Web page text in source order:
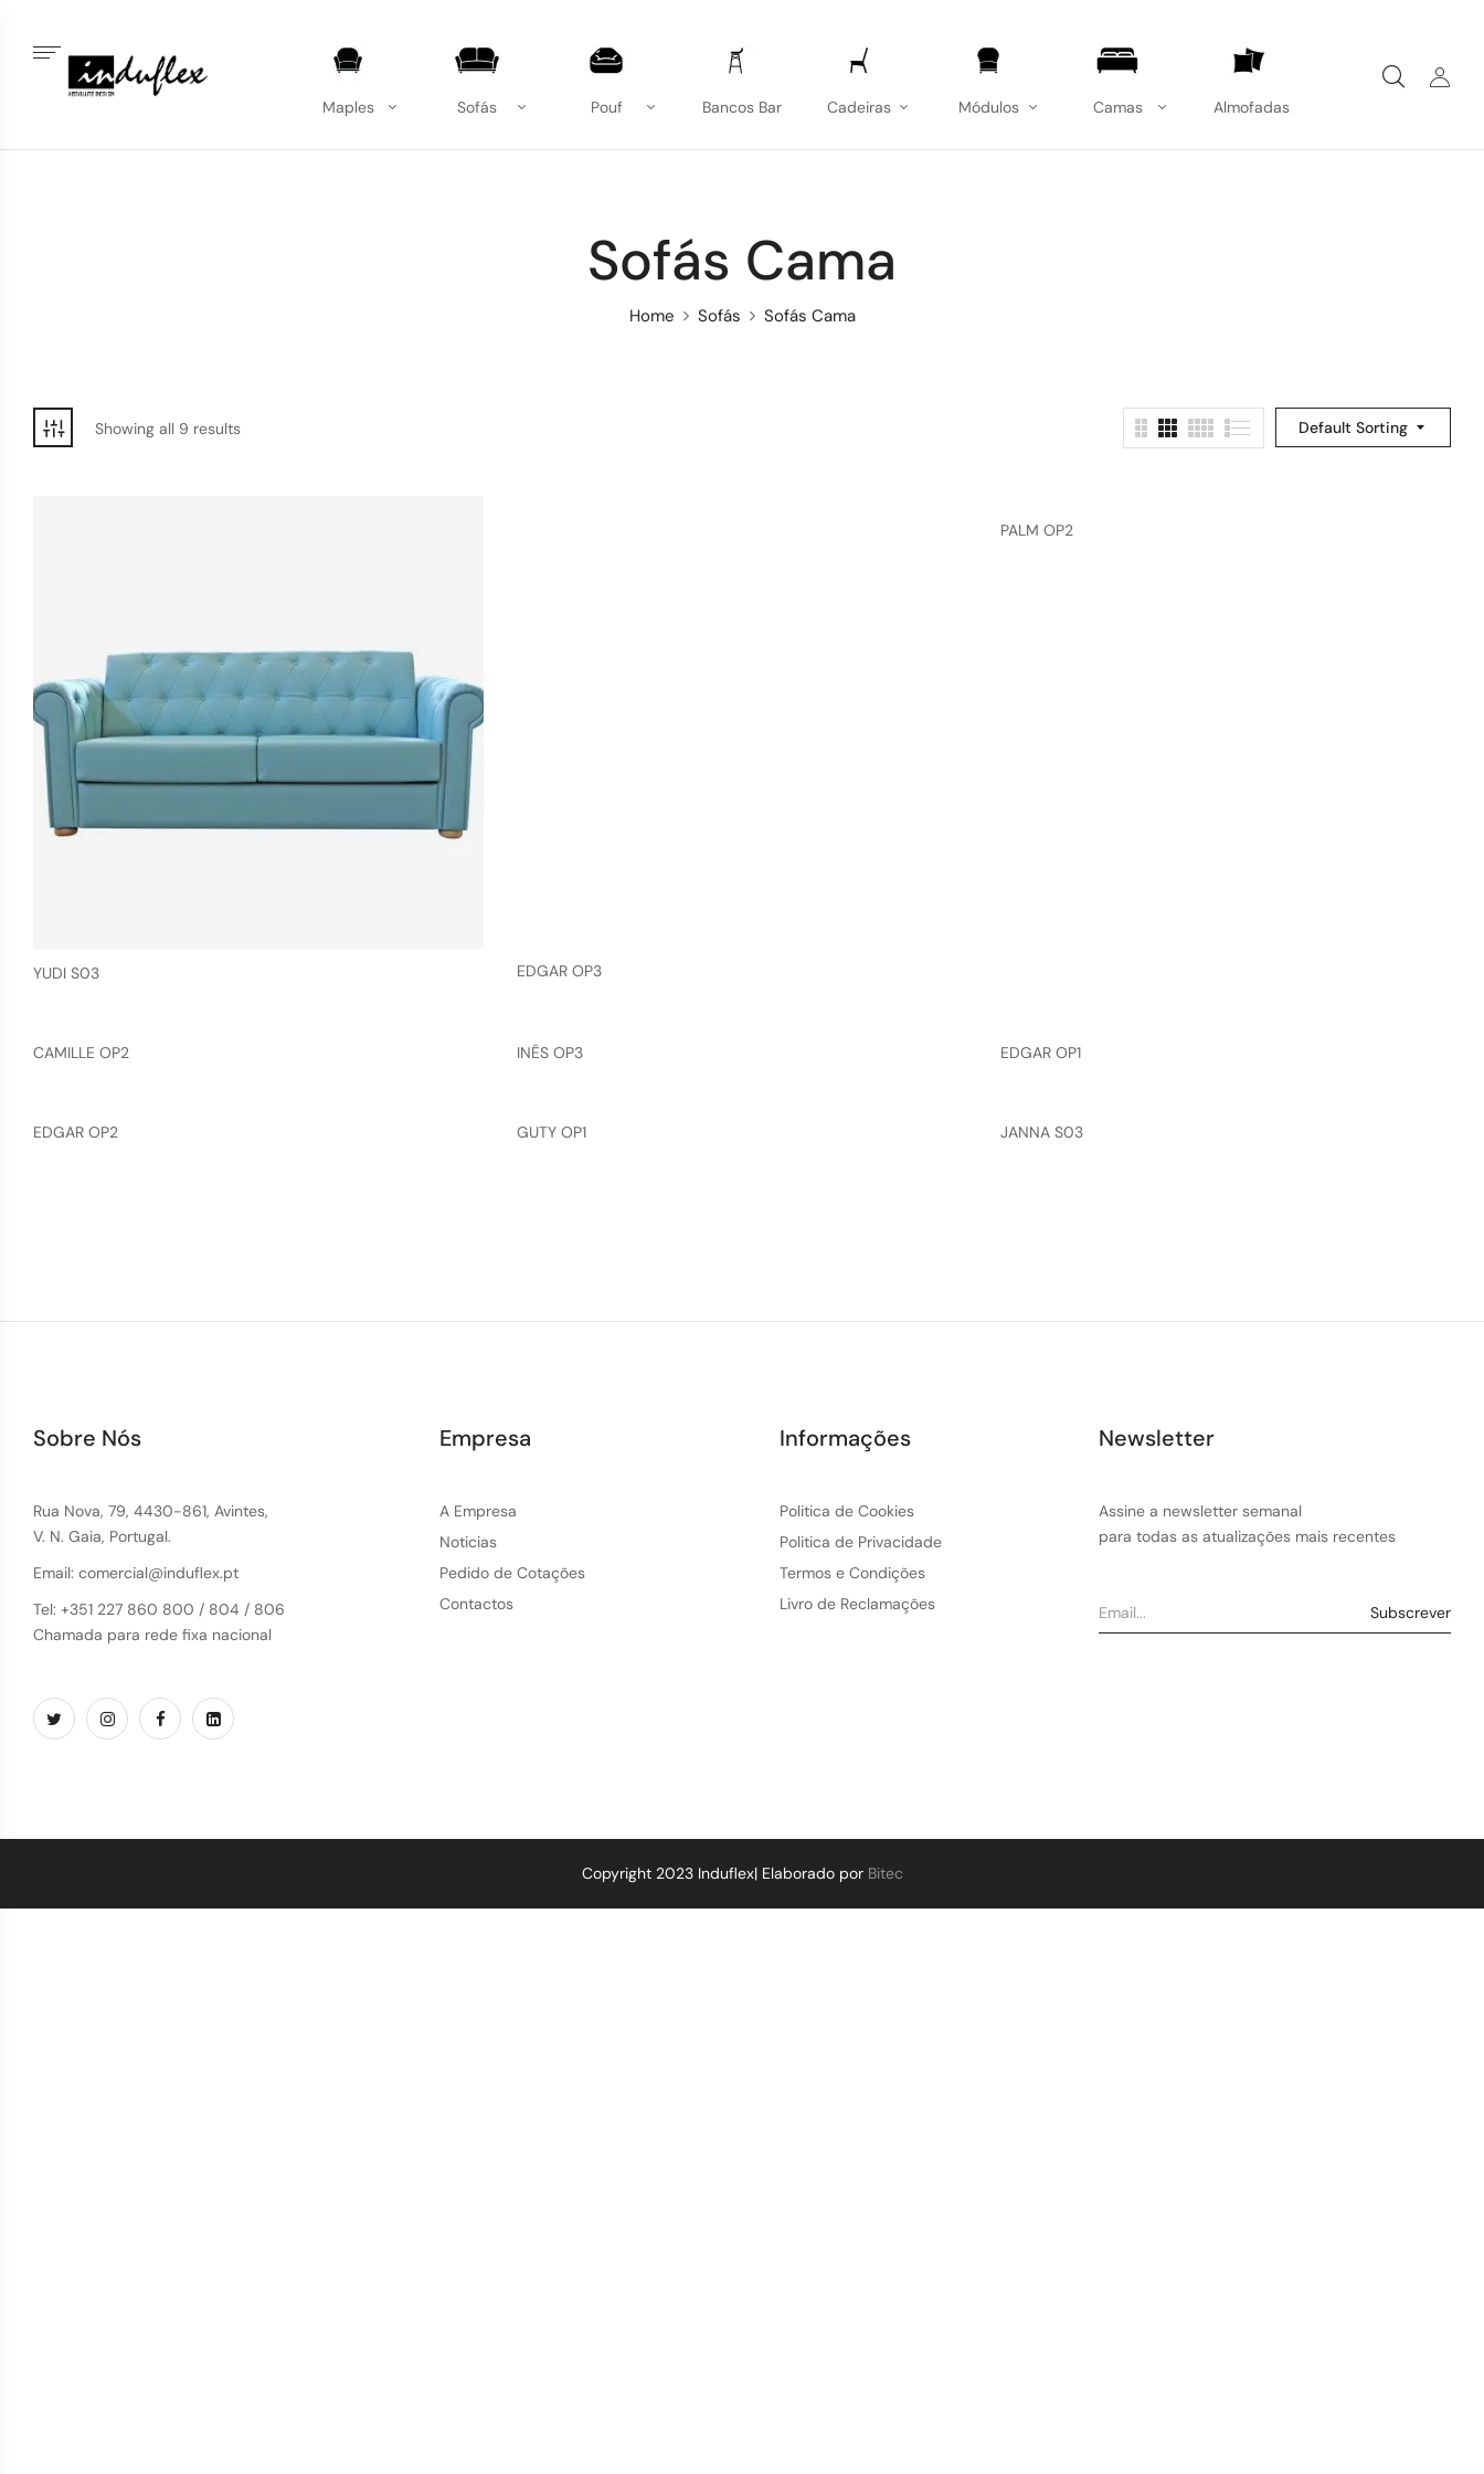
Maples Sofás Pouf Bancos Bar Cadeiras Módulos Camas Almofadas
Sofás Cama
Home Sofás Sofás Cama
Default Sorting
Showing all 9 results
YUDI S03 EDGAR OP3
PALM OP2
CAMILLE OP2 INÊS OP3 EDGAR OP1
EDGAR OP2 GUTY OP1 JANNA S03
Sobre Nós
Rua Nova, 79, 4430-861, Avintes,
V. N. Gaia, Portugal.
Email: comercial@induflex.pt
Tel: +351 227 860 800 / 804 / 806
Chamada para rede fixa nacional
Empresa
A Empresa
Noticias
Pedido de Cotações
Contactos
Informações
Politica de Cookies
Politica de Privacidade
Termos e Condições
Livro de Reclamações
Newsletter
Assine a newsletter semanal
para todas as atualizações mais recentes
Copyright 2023 Induflex| Elaborado por Bitec